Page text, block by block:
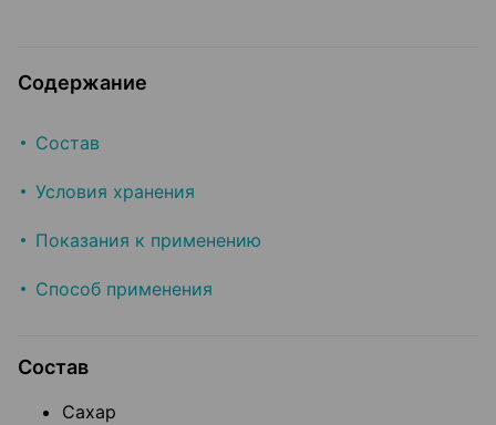
Содержание
Состав
Условия хранения
Показания к применению
Способ применения
Состав
Сахар